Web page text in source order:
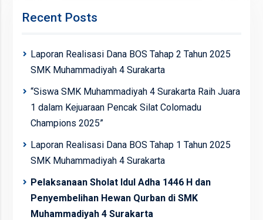
Recent Posts
Laporan Realisasi Dana BOS Tahap 2 Tahun 2025
SMK Muhammadiyah 4 Surakarta
“Siswa SMK Muhammadiyah 4 Surakarta Raih Juara
1 dalam Kejuaraan Pencak Silat Colomadu
Champions 2025”
Laporan Realisasi Dana BOS Tahap 1 Tahun 2025
SMK Muhammadiyah 4 Surakarta
Pelaksanaan Sholat Idul Adha 1446 H dan
Penyembelihan Hewan Qurban di SMK
Muhammadiyah 4 Surakarta